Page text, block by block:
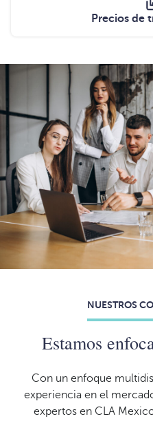
Precios de
NUESTROS
Estamos
Con un enfoque
experiencia en el
expertos en CLA